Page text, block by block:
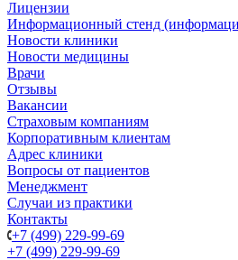
Лицензии
Информационный стенд
Новости клиники
Новости медицины
Врачи
Отзывы
Вакансии
Страховым компаниям
Корпоративным клиентам
Адрес клиники
Вопросы от пациентов
Менеджмент
Случаи из практики
Контакты
+7 (499) 229-99-69
+7 (499) 229-99-69